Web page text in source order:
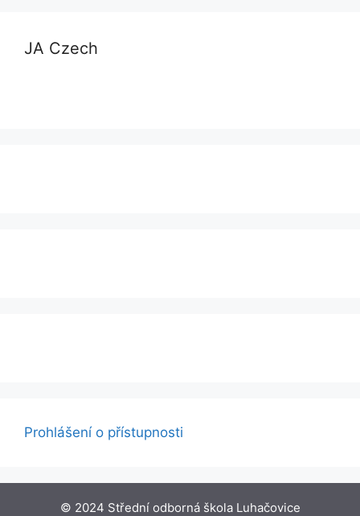
JA Czech
Prohlášení o přístupnosti
© 2024 Střední odborná škola Luhačovice